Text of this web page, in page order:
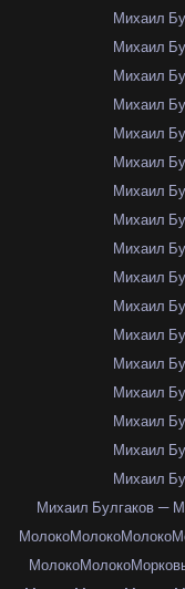
Михаил
Михаил
Михаил
Михаил
Михаил
Михаил
Михаил
Михаил
Михаил
Михаил
Михаил
Михаил
Михаил
Михаил
Михаил
Михаил
Михаил
Михаил Булгаков —
МолокоМолокоМолоко
МолокоМолоко